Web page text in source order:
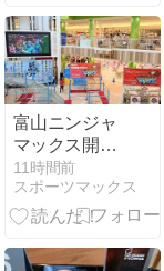
富山ニンジャ
マックス開催
中！
11時間前
スポーツマックス